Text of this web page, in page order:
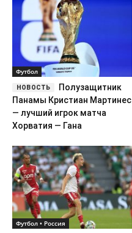
Футбол
Полузащитник
Панамы Кристиан Мартинес
— лучший игрок матча
Хорватия — Гана
Футбол • Россия